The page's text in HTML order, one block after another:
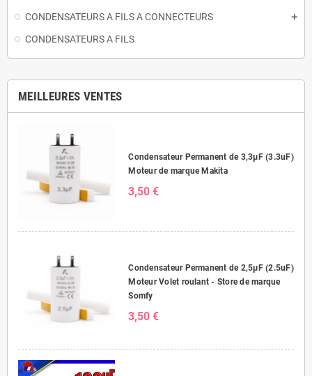
CONDENSATEURS A FILS A CONNECTEURS
CONDENSATEURS A FILS
MEILLEURES VENTES
Condensateur Permanent de 3,3μF (3.3uF)
Moteur de marque Makita
3,50 €
Condensateur Permanent de 2,5μF (2.5uF)
Moteur Volet roulant - Store de marque
Somfy
3,50 €